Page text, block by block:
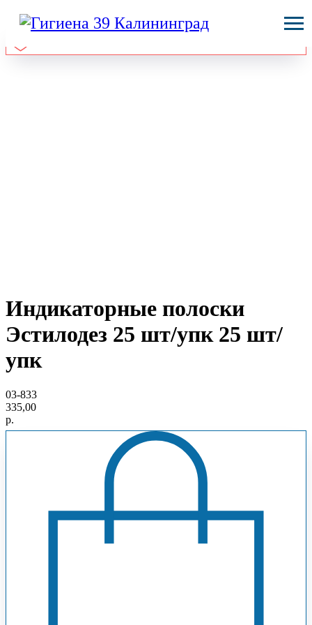
Индикаторные полоски
Эстилодез 25 шт/упк 25 шт/
упк
03-833
335,00
р.